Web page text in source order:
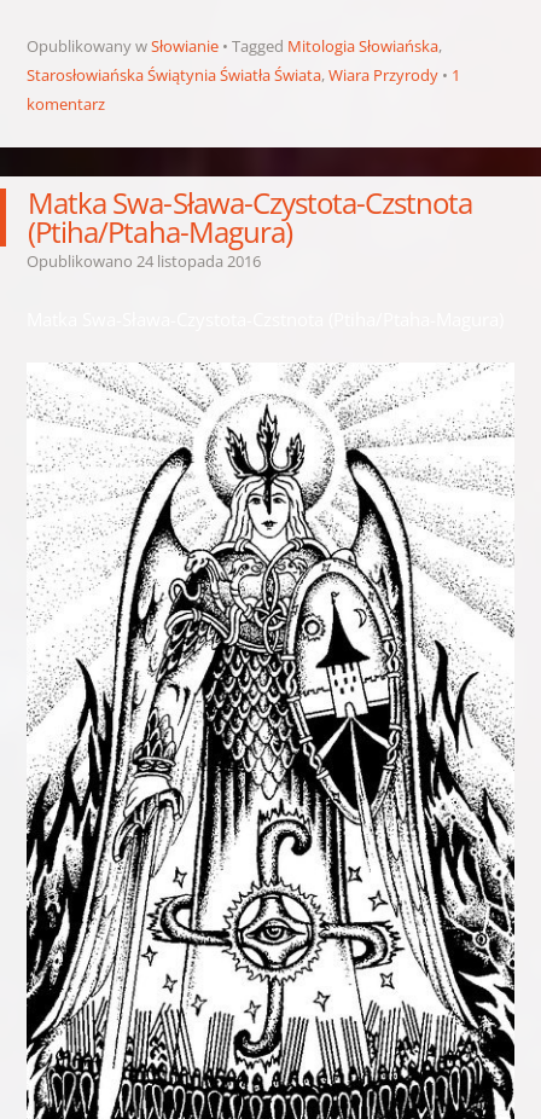
Opublikowany wSłowianie Tagged Mitologia Słowiańska,
Starosłowiańska Świątynia Światła Świata,Wiara Przyrody
1
komentarz
Matka Swa-Sława-Czystota-Czstnota
(Ptiha/Ptaha-Magura)
Opublikowano 24 listopada 2016